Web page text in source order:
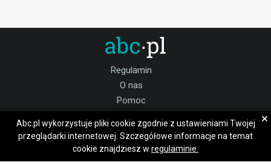
Regulamin
O nas
Pomoc
Praca śląskie
Dołącz do nas:
Abc.pl wykorzystuje pliki cookie zgodnie z ustawieniami Twojej
przeglądarki internetowej. Szczegółowe informacje na temat
cookie znajdziesz w regulaminie.
×